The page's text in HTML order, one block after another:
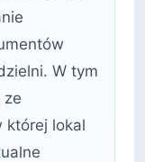
W tym
ze
której lokal